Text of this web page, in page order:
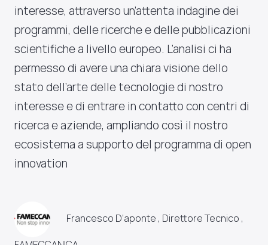
interesse, attraverso un’attenta indagine dei
programmi, delle ricerche e delle pubblicazioni
scientifiche a livello europeo. L’analisi ci ha
permesso di avere una chiara visione dello
stato dell’arte delle tecnologie di nostro
interesse e di entrare in contatto con centri di
ricerca e aziende, ampliando così il nostro
ecosistema a supporto del programma di open
innovation
Francesco D’aponte , Direttore Tecnico ,